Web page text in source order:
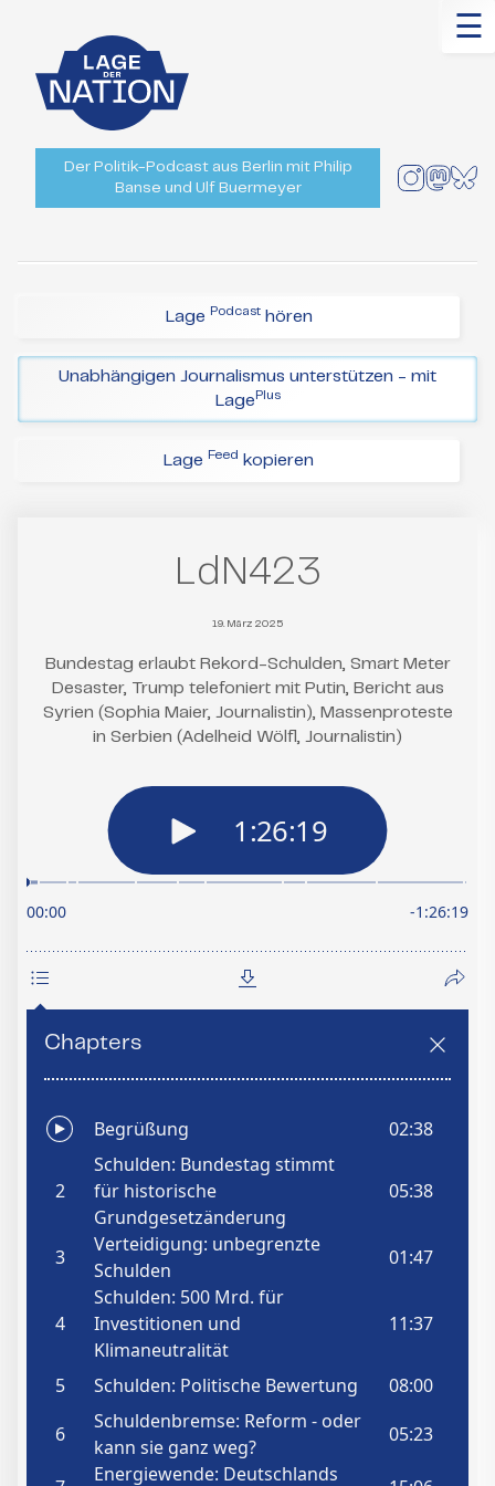
☰
Der Politik-Podcast aus Berlin mit Philip
Banse und Ulf Buermeyer
Lage Podcasthören
Unabhängigen Journalismus unterstützen - mit
Lage Plus
Lage Feed kopieren
LdN423
19. März 2025
Bundestag erlaubt Rekord-Schulden, Smart Meter
Desaster, Trump telefoniert mit Putin, Bericht aus
Syrien (Sophia Maier, Journalistin), Massenproteste
in Serbien (Adelheid Wölfl, Journalistin)